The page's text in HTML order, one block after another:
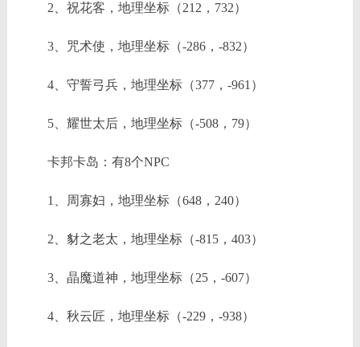
2、祝花客，地理坐标（212，732）
3、咒术使，地理坐标（-286，-832）
4、守誓弓兵，地理坐标（377，-961）
5、耀世太后，地理坐标（-508，79）
卡邦卡岛：有8个NPC
1、周寡妇，地理坐标（648，240）
2、豺之老太，地理坐标（-815，403）
3、晶魔道神，地理坐标（25，-607）
4、秋云匠，地理坐标（-229，-938）